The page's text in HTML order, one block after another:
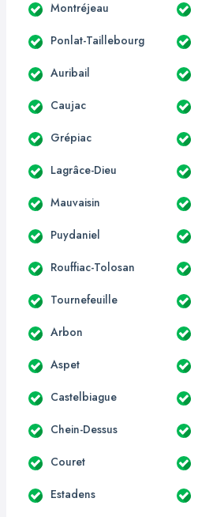
Montréjeau
Ponlat-Taillebourg
Auribail
Caujac
Grépiac
Lagrâce-Dieu
Mauvaisin
Puydaniel
Rouffiac-Tolosan
Tournefeuille
Arbon
Aspet
Castelbiague
Chein-Dessus
Couret
Estadens